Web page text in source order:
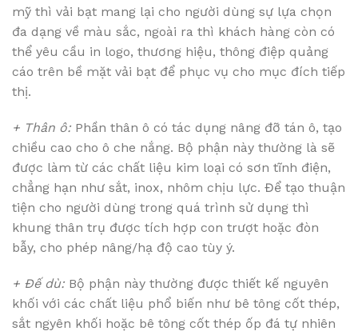
mỹ thì vải bạt mang lại cho người dùng sự lựa chọn
đa dạng về màu sắc, ngoài ra thì khách hàng còn có
thể yêu cầu in logo, thương hiệu, thông điệp quảng
cáo trên bề mặt vải bạt để phục vụ cho mục đích tiếp
thị.
+ Thân ô: Phần thân ô có tác dụng nâng đỡ tán ô, tạo
chiều cao cho ô che nắng. Bộ phận này thường là sẽ
được làm từ các chất liệu kim loại có sơn tĩnh điện,
chẳng hạn như sắt, inox, nhôm chịu lực. Để tạo thuận
tiện cho người dùng trong quá trình sử dụng thì
khung thân trụ được tích hợp con trượt hoặc đòn
bẫy, cho phép nâng/hạ độ cao tùy ý.
+ Đế dù: Bộ phận này thường được thiết kế nguyên
khối với các chất liệu phổ biến như bê tông cốt thép,
sắt ngyên khối hoặc bê tông cốt thép ốp đá tự nhiên